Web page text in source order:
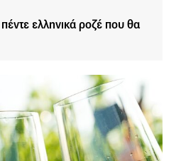
ελληνικά ροζέ που θα